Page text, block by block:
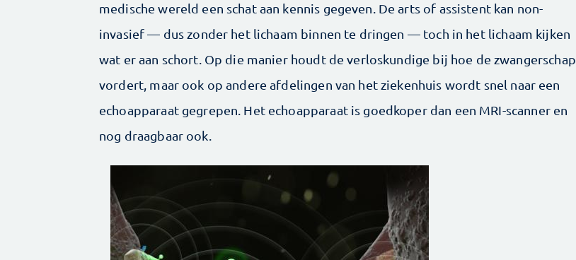
medische wereld een schat aan kennis gegeven. De arts of assistent kan non-
invasief — dus zonder het lichaam binnen te dringen — toch in het lichaam kijken
wat er aan schort. Op die manier houdt de verloskundige bij hoe de zwangerschap
vordert, maar ook op andere afdelingen van het ziekenhuis wordt snel naar een
echoapparaat gegrepen. Het echoapparaat is goedkoper dan een MRI-scanner en
nog draagbaar ook.